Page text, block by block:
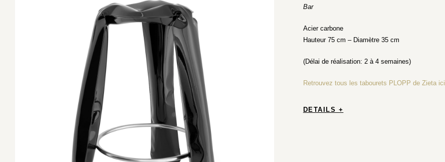
Bar
Acier carbone
Hauteur 75 cm – Diamètre 35 cm
(Délai de réalisation: 2 à 4 semaines)
Retrouvez tous les tabourets PLOPP de Zieta ici
DETAILS +